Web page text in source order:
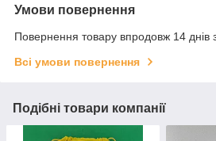
Умови повернення
Повернення товару впродовж 14 днів
Всі умови повернення
Подібні товари компанії